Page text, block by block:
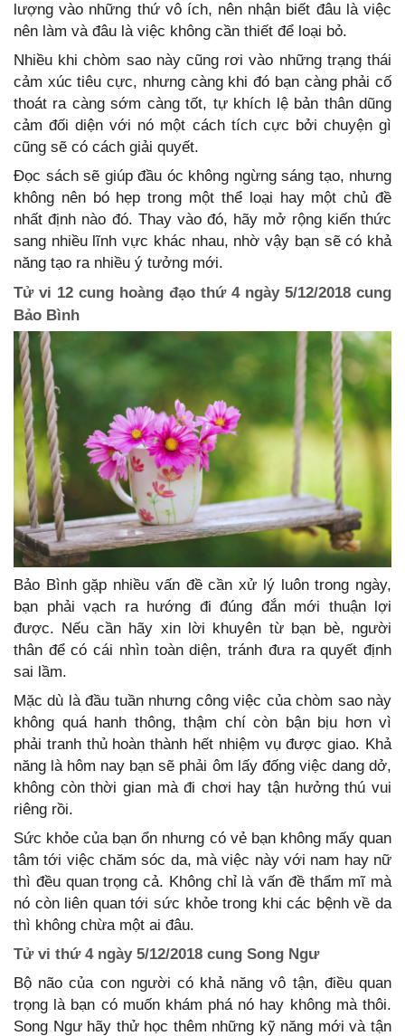
lượng vào những thứ vô ích, nên nhận biết đâu là việc
nên làm và đâu là việc không cần thiết để loại bỏ.
Nhiều khi chòm sao này cũng rơi vào những trạng thái
cảm xúc tiêu cực, nhưng càng khi đó bạn càng phải cố
thoát ra càng sớm càng tốt, tự khích lệ bản thân dũng
cảm đối diện với nó một cách tích cực bởi chuyện gì
cũng sẽ có cách giải quyết.
Đọc sách sẽ giúp đầu óc không ngừng sáng tạo, nhưng
không nên bó hẹp trong một thể loại hay một chủ đề
nhất định nào đó. Thay vào đó, hãy mở rộng kiến thức
sang nhiều lĩnh vực khác nhau, nhờ vậy bạn sẽ có khả
năng tạo ra nhiều ý tưởng mới.
Tử vi 12 cung hoàng đạo thứ 4 ngày 5/12/2018 cung
Bảo Bình
Bảo Bình gặp nhiều vấn đề cần xử lý luôn trong ngày,
bạn phải vạch ra hướng đi đúng đắn mới thuận lợi
được. Nếu cần hãy xin lời khuyên từ bạn bè, người
thân để có cái nhìn toàn diện, tránh đưa ra quyết định
sai lầm.
Mặc dù là đầu tuần nhưng công việc của chòm sao này
không quá hanh thông, thậm chí còn bận bịu hơn vì
phải tranh thủ hoàn thành hết nhiệm vụ được giao. Khả
năng là hôm nay bạn sẽ phải ôm lấy đống việc dang dở,
không còn thời gian mà đi chơi hay tận hưởng thú vui
riêng rồi.
Sức khỏe của bạn ổn nhưng có vẻ bạn không mấy quan
tâm tới việc chăm sóc da, mà việc này với nam hay nữ
thì đều quan trọng cả. Không chỉ là vấn đề thẩm mĩ mà
nó còn liên quan tới sức khỏe trong khi các bệnh về da
thì không chừa một ai đâu.
Tử vi thứ 4 ngày 5/12/2018 cung Song Ngư
Bộ não của con người có khả năng vô tận, điều quan
trọng là bạn có muốn khám phá nó hay không mà thôi.
Song Ngư hãy thử học thêm những kỹ năng mới và tận